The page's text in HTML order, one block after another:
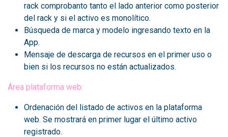
rack comprobanto tanto el lado anterior como posterior
del rack y si el activo es monolítico.
Búsqueda de marca y modelo ingresando texto en la
App.
Mensaje de descarga de recursos en el primer uso o
bien si los recursos no están actualizados.
Área plataforma web:
Ordenación del listado de activos en la plataforma
web. Se mostrará en primer lugar el último activo
registrado.